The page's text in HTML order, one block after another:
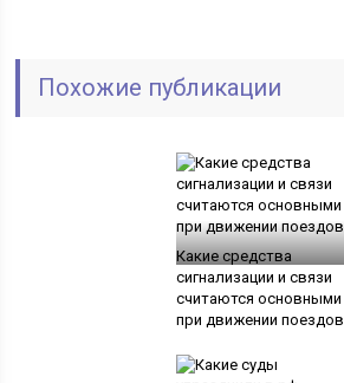
Похожие публикации
Какие средства
сигнализации и связи
считаются основными
при движении поездов